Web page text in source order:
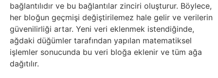
&
Tasarım
Güvenlik
bağlantılıdır ve bu bağlantılar zinciri oluşturur. Böylece,
her bloğun geçmişi değiştirilemez hale gelir ve verilerin
güvenilirliği artar. Yeni veri eklenmek istendiğinde,
ağdaki düğümler tarafından yapılan matematiksel
işlemler sonucunda bu veri bloğa eklenir ve tüm ağa
dağıtılır.